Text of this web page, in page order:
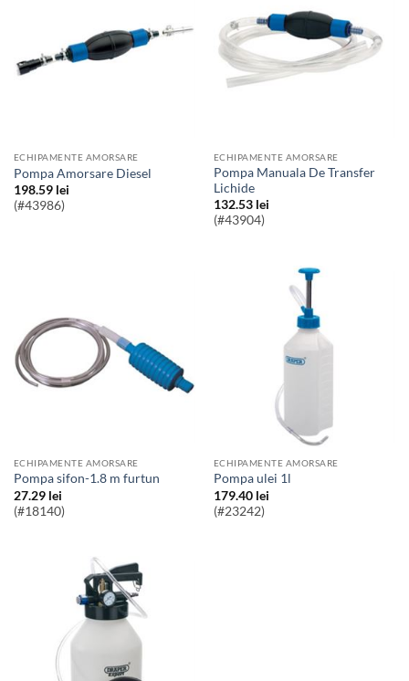
ECHIPAMENTE AMORSARE
Pompa Amorsare Diesel
198.59 lei
(#43986)
ECHIPAMENTE AMORSARE
Pompa Manuala De Transfer
Lichide
132.53 lei
(#43904)
ECHIPAMENTE AMORSARE
Pompa sifon-1.8 m furtun
27.29 lei
(#18140)
ECHIPAMENTE AMORSARE
Pompa ulei 1l
179.40 lei
(#23242)